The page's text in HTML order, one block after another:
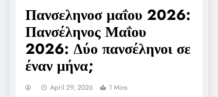
Πανσεληνοσ μαΐου 2026:
Πανσέληνος Μαΐου
2026: Δύο πανσέληνοι σε
έναν μήνα;
April 29, 2026 1 Mins